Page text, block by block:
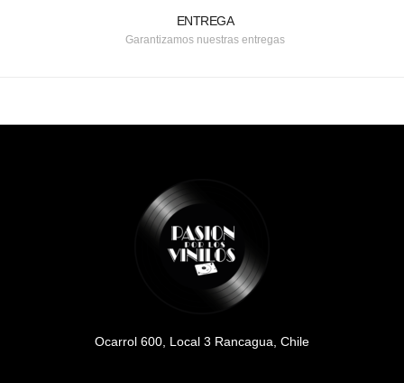
ENTREGA
Garantizamos nuestras entregas
Ocarrol 600, Local 3 Rancagua, Chile